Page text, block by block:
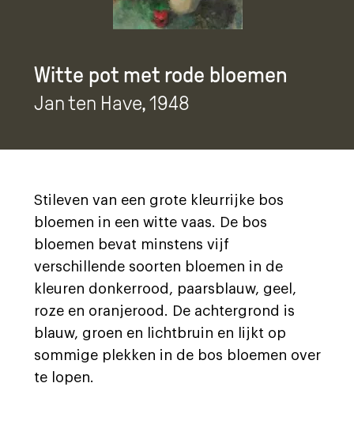
Witte pot met rode bloemen
Jan ten Have, 1948
Stileven van een grote kleurrijke bos
bloemen in een witte vaas. De bos
bloemen bevat minstens vijf
verschillende soorten bloemen in de
kleuren donkerrood, paarsblauw, geel,
roze en oranjerood. De achtergrond is
blauw, groen en lichtbruin en lijkt op
sommige plekken in de bos bloemen over
te lopen.